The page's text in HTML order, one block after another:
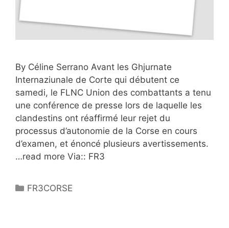
By Céline Serrano Avant les Ghjurnate
Internaziunale de Corte qui débutent ce
samedi, le FLNC Union des combattants a tenu
une conférence de presse lors de laquelle les
clandestins ont réaffirmé leur rejet du
processus d’autonomie de la Corse en cours
d’examen, et énoncé plusieurs avertissements.
…read more Via:: FR3
Catégories
FR3CORSE